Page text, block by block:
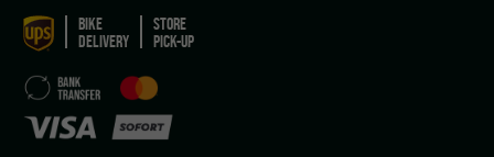
BIKE
DELIVERY
STORE
PICK-UP